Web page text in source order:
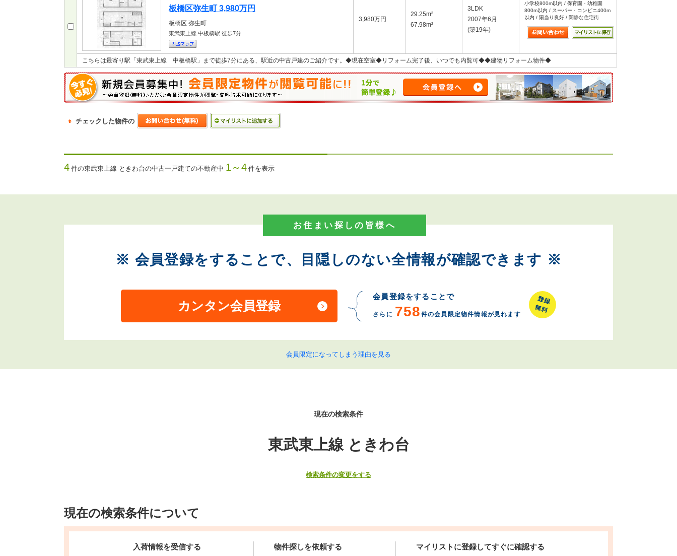
板橋区弥生町 3,980万円
板橋区 弥生町
東武東上線 中板橋駅 徒歩7分
3,980万円
29.25m²
67.98m²
3LDK
2007年6月
(築19年)
小学校800m以内 / 保育園・幼稚園
800m以内 / スーパー・コンビニ400m
以内 / 陽当り良好 / 閑静な住宅街
こちらは最寄り駅「東武東上線 中板橋駅」まで徒歩7分にある、駅近の中古戸建のご紹介です。◆現在空室◆リフォーム完了後、いつでも内覧可◆◆建物リフォーム物件◆
チェックした物件の
4 件の東武東上線 ときわ台の中古一戸建ての不動産中 1～4 件を表示
お住まい探しの皆様へ
※ 会員登録をすることで、目隠しのない全情報が確認できます ※
カンタン会員登録
会員登録をすることで
さらに 758 件の会員限定物件情報が見れます
会員限定になってしまう理由を見る
現在の検索条件
東武東上線 ときわ台
検索条件の変更をする
現在の検索条件について
入荷情報を受信する 物件探しを依頼する マイリストに登録してすぐに確認する